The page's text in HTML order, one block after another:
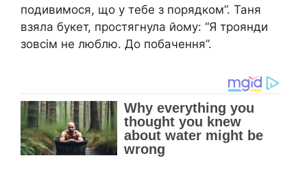
подивимося, що у тебе з порядком”. Таня
взяла букет, простягнула йому: “Я троянди
зовсім не люблю. До побачення”.